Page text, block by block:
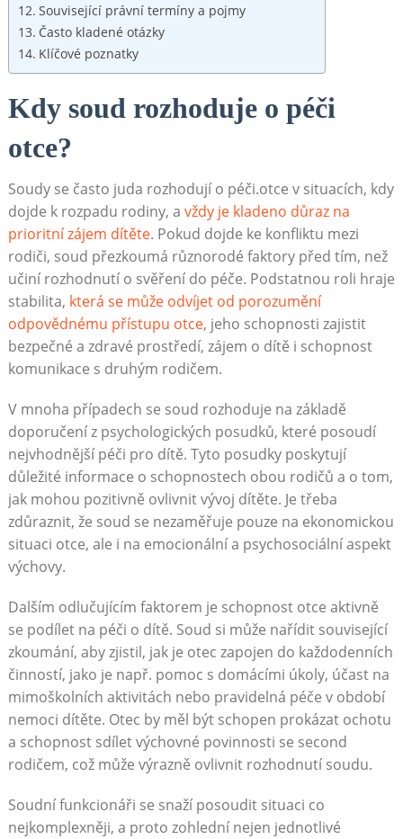
Související právní termíny a pojmy
Často kladené otázky
Klíčové poznatky
Kdy soud rozhoduje o péči
otce?
Soudy se často juda rozhodují o péči.otce v situacích, kdy
dojde k rozpadu rodiny, a vždy je kladeno důraz na
prioritní zájem dítěte. Pokud dojde ke konfliktu mezi
rodiči, soud přezkoumá různorodé faktory před tím, než
učiní rozhodnutí o svěření do péče. Podstatnou roli hraje
stabilita, která se může odvíjet od porozumění
odpovědnému přístupu otce, jeho schopnosti zajistit
bezpečné a zdravé prostředí, zájem o dítě i schopnost
komunikace s druhým rodičem.
V mnoha případech se soud rozhoduje na základě
doporučení z psychologických posudků, které posoudí
nejvhodnější péči pro dítě. Tyto posudky poskytují
důležité informace o schopnostech obou rodičů a o tom,
jak mohou pozitivně ovlivnit vývoj dítěte. Je třeba
zdůraznit, že soud se nezaměřuje pouze na ekonomickou
situaci otce, ale i na emocionální a psychosociální aspekt
výchovy.
Dalším odlučujícím faktorem je schopnost otce aktivně
se podílet na péči o dítě. Soud si může nařídit související
zkoumání, aby zjistil, jak je otec zapojen do každodenních
činností, jako je např. pomoc s domácími úkoly, účast na
mimoškolních aktivitách nebo pravidelná péče v období
nemoci dítěte. Otec by měl být schopen prokázat ochotu
a schopnost sdílet výchovné povinnosti se second
rodičem, což může výrazně ovlivnit rozhodnutí soudu.
Soudní funkcionáři se snaží posoudit situaci co
nejkomplexněji, a proto zohlední nejen jednotlivé